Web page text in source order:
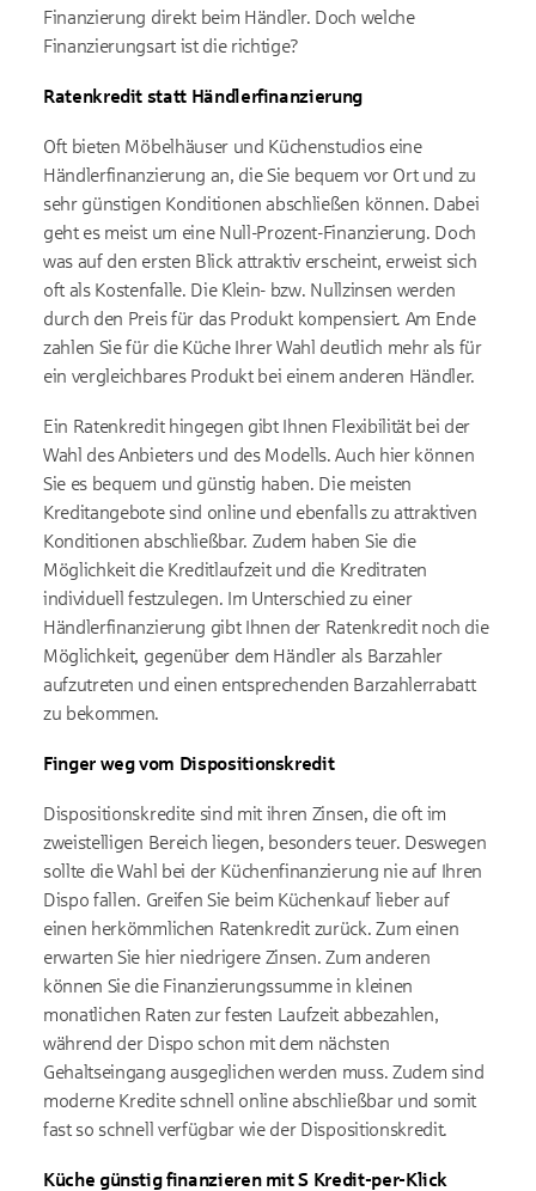
Finanzierung direkt beim Händler. Doch welche
Finanzierungsart ist die richtige?
Ratenkredit statt Händlerfinanzierung
Oft bieten Möbelhäuser und Küchenstudios eine
Händlerfinanzierung an, die Sie bequem vor Ort und zu
sehr günstigen Konditionen abschließen können. Dabei
geht es meist um eine Null-Prozent-Finanzierung. Doch
was auf den ersten Blick attraktiv erscheint, erweist sich
oft als Kostenfalle. Die Klein- bzw. Nullzinsen werden
durch den Preis für das Produkt kompensiert. Am Ende
zahlen Sie für die Küche Ihrer Wahl deutlich mehr als für
ein vergleichbares Produkt bei einem anderen Händler.
Ein Ratenkredit hingegen gibt Ihnen Flexibilität bei der
Wahl des Anbieters und des Modells. Auch hier können
Sie es bequem und günstig haben. Die meisten
Kreditangebote sind online und ebenfalls zu attraktiven
Konditionen abschließbar. Zudem haben Sie die
Möglichkeit die Kreditlaufzeit und die Kreditraten
individuell festzulegen. Im Unterschied zu einer
Händlerfinanzierung gibt Ihnen der Ratenkredit noch die
Möglichkeit, gegenüber dem Händler als Barzahler
aufzutreten und einen entsprechenden Barzahlerrabatt
zu bekommen.
Finger weg vom Dispositionskredit
Dispositionskredite sind mit ihren Zinsen, die oft im
zweistelligen Bereich liegen, besonders teuer. Deswegen
sollte die Wahl bei der Küchenfinanzierung nie auf Ihren
Dispo fallen. Greifen Sie beim Küchenkauf lieber auf
einen herkömmlichen Ratenkredit zurück. Zum einen
erwarten Sie hier niedrigere Zinsen. Zum anderen
können Sie die Finanzierungssumme in kleinen
monatlichen Raten zur festen Laufzeit abbezahlen,
während der Dispo schon mit dem nächsten
Gehaltseingang ausgeglichen werden muss. Zudem sind
moderne Kredite schnell online abschließbar und somit
fast so schnell verfügbar wie der Dispositionskredit.
Küche günstig finanzieren mit S Kredit-per-Klick